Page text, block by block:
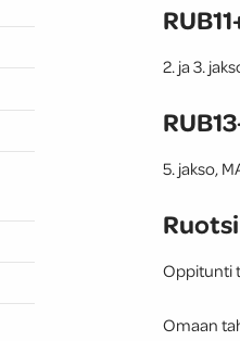
2. ja 3.
5. jakso,
Oppitunti
Omaan